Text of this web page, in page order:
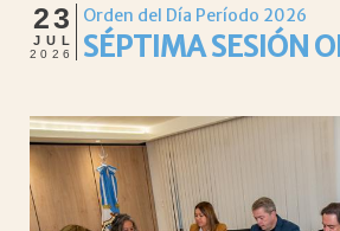
23
JUL
2026
Orden del Día Período 2026
SÉPTIMA SESIÓN